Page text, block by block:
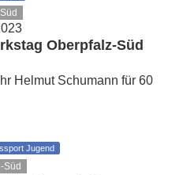
Oberpfalz-Süd
Helmut Schumann für 60
Jugend
Süd